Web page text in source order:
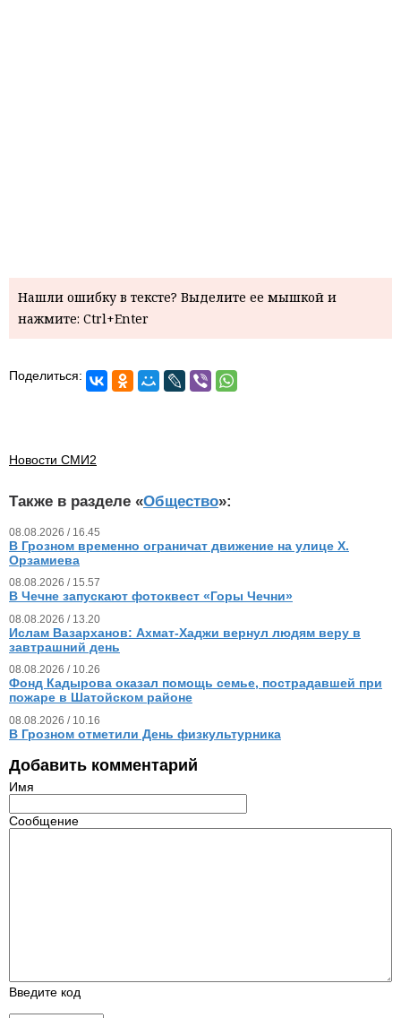
Нашли ошибку в тексте? Выделите ее мышкой и
нажмите: Ctrl+Enter
Поделиться:
Новости СМИ2
Также в разделе «Общество»:
08.08.2026 / 16.45
В Грозном временно ограничат движение на улице Х.
Орзамиева
08.08.2026 / 15.57
В Чечне запускают фотоквест «Горы Чечни»
08.08.2026 / 13.20
Ислам Вазарханов: Ахмат-Хаджи вернул людям веру в
завтрашний день
08.08.2026 / 10.26
Фонд Кадырова оказал помощь семье, пострадавшей при
пожаре в Шатойском районе
08.08.2026 / 10.16
В Грозном отметили День физкультурника
Добавить комментарий
Имя
Сообщение
Введите код